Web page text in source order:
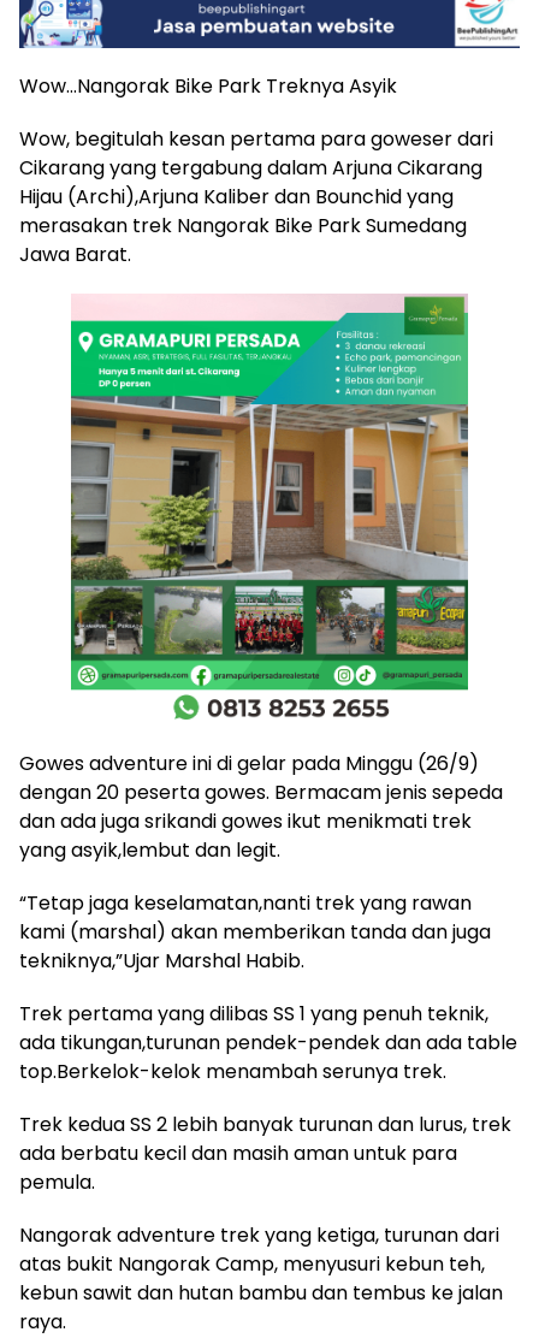
Wow…Nangorak Bike Park Treknya Asyik
Wow, begitulah kesan pertama para goweser dari
Cikarang yang tergabung dalam Arjuna Cikarang
Hijau (Archi),Arjuna Kaliber dan Bounchid yang
merasakan trek Nangorak Bike Park Sumedang
Jawa Barat.
Gowes adventure ini di gelar pada Minggu (26/9)
dengan 20 peserta gowes. Bermacam jenis sepeda
dan ada juga srikandi gowes ikut menikmati trek
yang asyik,lembut dan legit.
“Tetap jaga keselamatan,nanti trek yang rawan
kami (marshal) akan memberikan tanda dan juga
tekniknya,”Ujar Marshal Habib.
Trek pertama yang dilibas SS 1 yang penuh teknik,
ada tikungan,turunan pendek-pendek dan ada table
top.Berkelok-kelok menambah serunya trek.
Trek kedua SS 2 lebih banyak turunan dan lurus, trek
ada berbatu kecil dan masih aman untuk para
pemula.
Nangorak adventure trek yang ketiga, turunan dari
atas bukit Nangorak Camp, menyusuri kebun teh,
kebun sawit dan hutan bambu dan tembus ke jalan
raya.